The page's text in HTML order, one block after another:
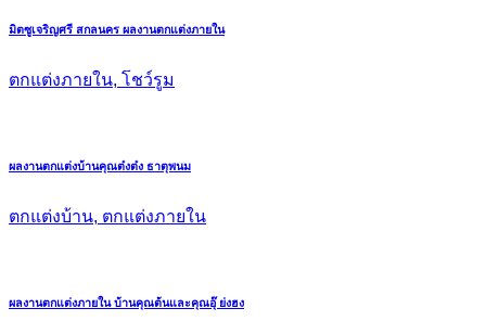
มิตซูเจริญศรี สกลนคร ผลงานตกแต่งภายใน
ตกแต่งภายใน, โชว์รูม
ผลงานตกแต่งบ้านคุณต๋งต๋ง ธาตุพนม
ตกแต่งบ้าน, ตกแต่งภายใน
ผลงานตกแต่งภายใน บ้านคุณต้นและคุณอุ๊ ย่งฮง